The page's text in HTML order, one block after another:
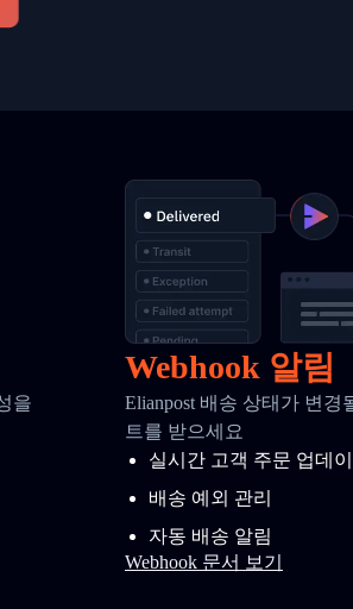
을
Webhook 알림
Elianpost 배송 상태가 변경
트를 받으세요
실시간 고객 주문 업데
배송 예외 관리
자동 배송 알림
Webhook 문서 보기